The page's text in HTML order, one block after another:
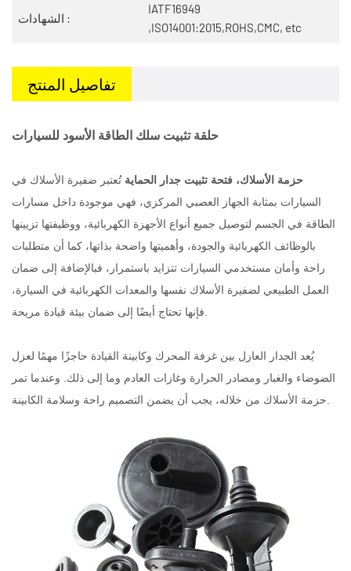
الشهادات :
IATF16949
,ISO14001:2015,ROHS,CMC, etc
تفاصيل المنتج
حلقة تثبيت سلك الطاقة الأسود للسيارات
حزمة الأسلاك، فتحة تثبيت جدار الحمايةتُعتبر ضفيرة الأسلاك في
السيارات بمثابة الجهاز العصبي المركزي، فهي موجودة داخل مسارات
الطاقة في الجسم لتوصيل جميع أنواع الأجهزة الكهربائية، ووظيفتها تزيينها
بالوظائف الكهربائية والجودة، وأهميتها واضحة بذاتها، كما أن متطلبات
راحة وأمان مستخدمي السيارات تتزايد باستمرار، فبالإضافة إلى ضمان
العمل الطبيعي لضفيرة الأسلاك نفسها والمعدات الكهربائية في السيارة،
يُعد الجدار العازل بين غرفة المحرك وكابينة القيادة حاجزًا مهمًا لعزل
الضوضاء والغبار ومصادر الحرارة وغازات العادم وما إلى ذلك. وعندما تمر